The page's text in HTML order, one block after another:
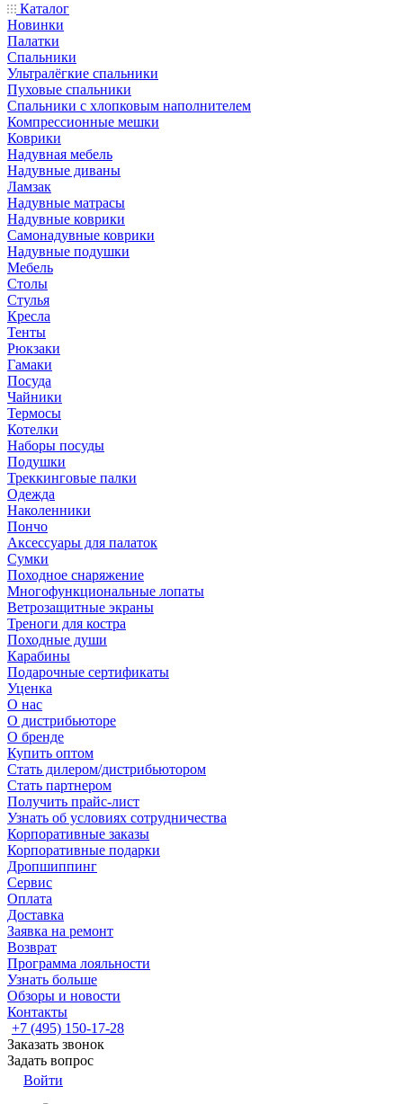
Каталог
Новинки
Палатки
Спальники
Ультралёгкие спальники
Пуховые спальники
Спальники с хлопковым наполнителем
Компрессионные мешки
Коврики
Надувная мебель
Надувные диваны
Ламзак
Надувные матрасы
Надувные коврики
Самонадувные коврики
Надувные подушки
Мебель
Столы
Стулья
Кресла
Тенты
Рюкзаки
Гамаки
Посуда
Чайники
Термосы
Котелки
Наборы посуды
Подушки
Треккинговые палки
Одежда
Наколенники
Пончо
Аксессуары для палаток
Сумки
Походное снаряжение
Многофункциональные лопаты
Ветрозащитные экраны
Треноги для костра
Походные души
Карабины
Подарочные сертификаты
Уценка
О нас
О дистрибьюторе
О бренде
Купить оптом
Стать дилером/дистрибьютором
Стать партнером
Получить прайс-лист
Узнать об условиях сотрудничества
Корпоративные заказы
Корпоративные подарки
Дропшиппинг
Сервис
Оплата
Доставка
Заявка на ремонт
Возврат
Программа лояльности
Узнать больше
Обзоры и новости
Контакты
+7 (495) 150-17-28
Заказать звонок
Задать вопрос
Войти